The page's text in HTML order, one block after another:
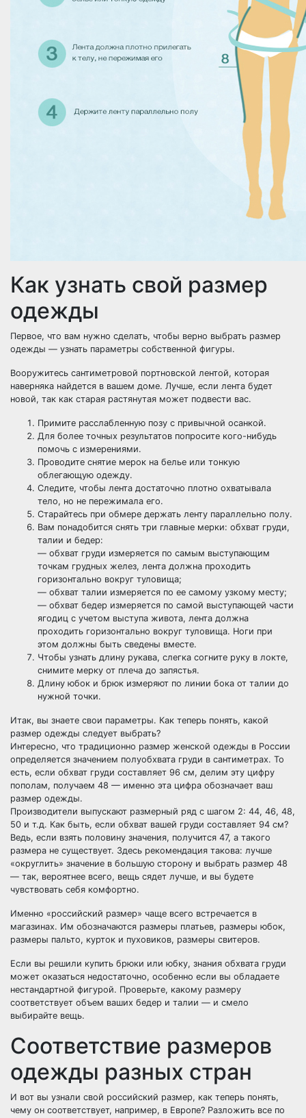
Как узнать свой размер
одежды
Первое, что вам нужно сделать, чтобы верно выбрать размер
одежды — узнать параметры собственной фигуры.
Вооружитесь сантиметровой портновской лентой, которая
наверняка найдется в вашем доме. Лучше, если лента будет
новой, так как старая растянутая может подвести вас.
Примите расслабленную позу с привычной осанкой.
Для более точных результатов попросите кого-нибудь
помочь с измерениями.
Проводите снятие мерок на белье или тонкую
облегающую одежду.
Следите, чтобы лента достаточно плотно охватывала
тело, но не пережимала его.
Старайтесь при обмере держать ленту параллельно полу.
Вам понадобится снять три главные мерки: обхват груди,
талии и бедер:
— обхват груди измеряется по самым выступающим
точкам грудных желез, лента должна проходить
горизонтально вокруг туловища;
— обхват талии измеряется по ее самому узкому месту;
— обхват бедер измеряется по самой выступающей части
ягодиц с учетом выступа живота, лента должна
проходить горизонтально вокруг туловища. Ноги при
этом должны быть сведены вместе.
Чтобы узнать длину рукава, слегка согните руку в локте,
снимите мерку от плеча до запястья.
Длину юбок и брюк измеряют по линии бока от талии до
нужной точки.
Итак, вы знаете свои параметры. Как теперь понять, какой
размер одежды следует выбрать?
Интересно, что традиционно размер женской одежды в России
определяется значением полуобхвата груди в сантиметрах. То
есть, если обхват груди составляет 96 см, делим эту цифру
пополам, получаем 48 — именно эта цифра обозначает ваш
размер одежды.
Производители выпускают размерный ряд с шагом 2: 44, 46, 48,
50 и т.д. Как быть, если обхват вашей груди составляет 94 см?
Ведь, если взять половину значения, получится 47, а такого
размера не существует. Здесь рекомендация такова: лучше
«округлить» значение в большую сторону и выбрать размер 48
— так, вероятнее всего, вещь сядет лучше, и вы будете
чувствовать себя комфортно.
Именно «российский размер» чаще всего встречается в
магазинах. Им обозначаются размеры платьев, размеры юбок,
размеры пальто, курток и пуховиков, размеры свитеров.
Если вы решили купить брюки или юбку, знания обхвата груди
может оказаться недостаточно, особенно если вы обладаете
нестандартной фигурой. Проверьте, какому размеру
соответствует объем ваших бедер и талии — и смело
выбирайте вещь.
Соответствие размеров
одежды разных стран
И вот вы узнали свой российский размер, как теперь понять,
чему он соответствует, например, в Европе? Разложить все по